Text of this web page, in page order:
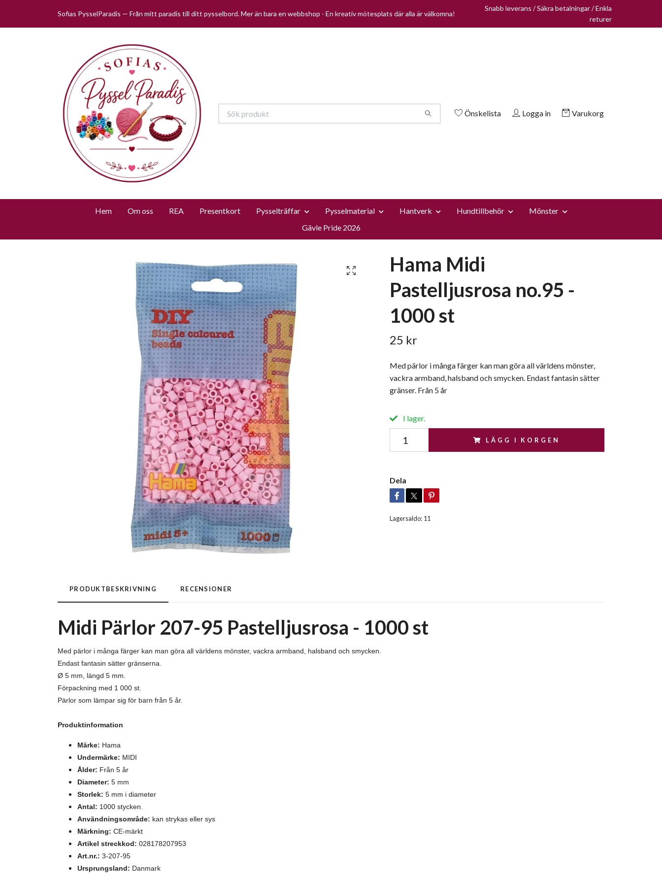
Sofias PysselParadis — Från mitt paradis till ditt pysselbord. Mer än bara en webbshop - En kreativ mötesplats där alla är välkomna!
Snabb leverans / Säkra betalningar / Enkla
returer
Önskelista Logga in Varukorg
Hem Om oss REA Presentkort Pysselträffar Pysselmaterial Hantverk Hundtillbehör
Mönster
Gävle Pride 2026
Hama Midi
Pastelljusrosa no.95 -
1000 st
25 kr
Med pärlor i många färger kan man göra all världens mönster,
vackra armband, halsband och smycken. Endast fantasin sätter
gränser. Från 5 år
I lager.
LÄGG I KORGEN
Dela
Lagersaldo: 11
PRODUKTBESKRIVNING RECENSIONER
Midi Pärlor 207-95 Pastelljusrosa - 1000 st
Med pärlor i många färger kan man göra all världens mönster, vackra armband, halsband och smycken.
Endast fantasin sätter gränserna.
Ø 5 mm, längd 5 mm.
Förpackning med 1 000 st.
Pärlor som lämpar sig för barn från 5 år.
Produktinformation
Märke: Hama
Undermärke: MIDI
Ålder: Från 5 år
Diameter: 5 mm
Storlek: 5 mm i diameter
Antal: 1000 stycken.
Användningsområde: kan strykas eller sys
Märkning: CE-märkt
Artikel streckkod: 028178207953
Art.nr.: 3-207-95
Ursprungsland: Danmark